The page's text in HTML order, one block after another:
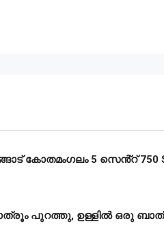
കോതമംഗലം 5 സെൻ്റ് 750
പുറത്തു, ഉള്ളിൽ ഒരു